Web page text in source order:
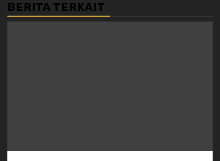
BERITA TERKAIT